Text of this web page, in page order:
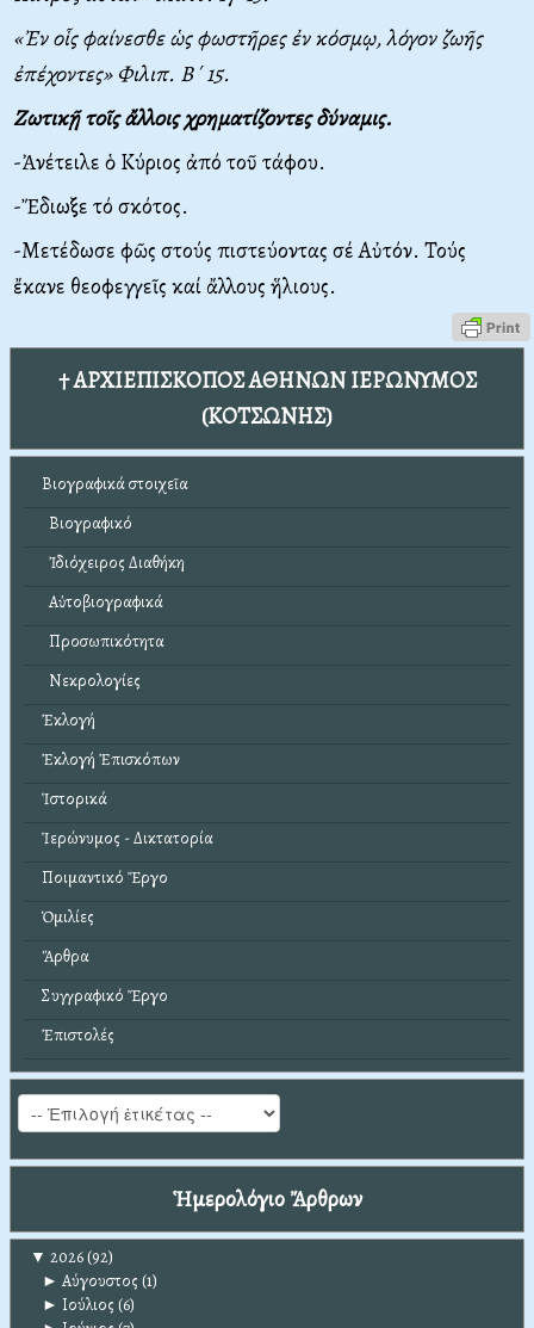
«Ἐν οἷς φαίνεσθε ὡς φωστῆρες ἐν κόσμῳ, λόγον ζωῆς
ἐπέχοντες» Φιλιπ. Β΄ 15.
Ζωτικῇ τοῖς ἄλλοις χρηματίζοντες δύναμις.
-Ἀνέτειλε ὁ Κύριος ἀπό τοῦ τάφου.
-Ἔδιωξε τό σκότος.
-Μετέδωσε φῶς στούς πιστεύοντας σέ Αὐτόν. Τούς
ἔκανε θεοφεγγεῖς καί ἄλλους ἥλιους.
† ΑΡΧΙΕΠΙΣΚΟΠΟΣ ΑΘΗΝΩΝ ΙΕΡΩΝΥΜΟΣ
(ΚΟΤΣΩΝΗΣ)
Βιογραφικά στοιχεῖα
Βιογραφικό
Ἰδιόχειρος Διαθήκη
Αὐτοβιογραφικά
Προσωπικότητα
Νεκρολογίες
Ἐκλογή
Ἐκλογή Ἐπισκόπων
Ἱστορικά
Ἱερώνυμος - Δικτατορία
Ποιμαντικό Ἔργο
Ὁμιλίες
Ἄρθρα
Συγγραφικό Ἔργο
Ἐπιστολές
Ἡμερολόγιο Ἄρθρων
▼ 2026(92)
► Αύγουστος (1)
► Ιούλιος (6)